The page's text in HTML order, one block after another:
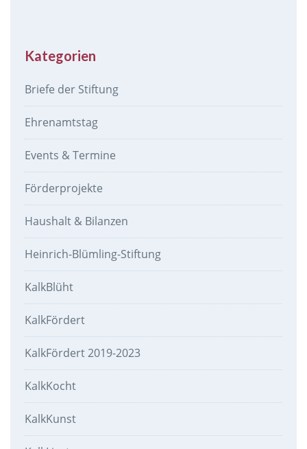
Kategorien
Briefe der Stiftung
Ehrenamtstag
Events & Termine
Förderprojekte
Haushalt & Bilanzen
Heinrich-Blümling-Stiftung
KalkBlüht
KalkFördert
KalkFördert 2019-2023
KalkKocht
KalkKunst